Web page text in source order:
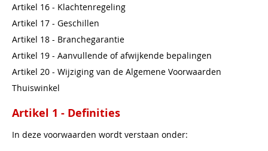
Artikel 16 - Klachtenregeling
Artikel 17 - Geschillen
Artikel 18 - Branchegarantie
Artikel 19 - Aanvullende of afwijkende bepalingen
Artikel 20 - Wijziging van de Algemene Voorwaarden
Thuiswinkel
Artikel 1 - Definities
In deze voorwaarden wordt verstaan onder: